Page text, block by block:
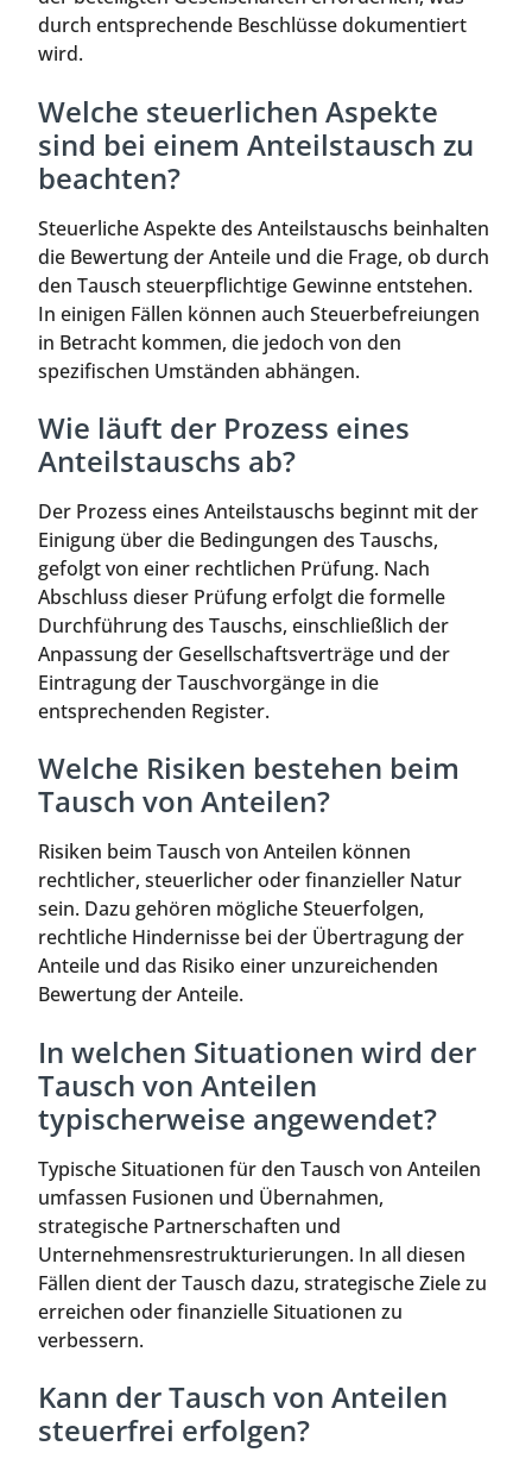
durch entsprechende Beschlüsse dokumentiert
wird.
Welche steuerlichen Aspekte
sind bei einem Anteilstausch zu
beachten?
Steuerliche Aspekte des Anteilstauschs beinhalten
die Bewertung der Anteile und die Frage, ob durch
den Tausch steuerpflichtige Gewinne entstehen.
In einigen Fällen können auch Steuerbefreiungen
in Betracht kommen, die jedoch von den
spezifischen Umständen abhängen.
Wie läuft der Prozess eines
Anteilstauschs ab?
Der Prozess eines Anteilstauschs beginnt mit der
Einigung über die Bedingungen des Tauschs,
gefolgt von einer rechtlichen Prüfung. Nach
Abschluss dieser Prüfung erfolgt die formelle
Durchführung des Tauschs, einschließlich der
Anpassung der Gesellschaftsverträge und der
Eintragung der Tauschvorgänge in die
entsprechenden Register.
Welche Risiken bestehen beim
Tausch von Anteilen?
Risiken beim Tausch von Anteilen können
rechtlicher, steuerlicher oder finanzieller Natur
sein. Dazu gehören mögliche Steuerfolgen,
rechtliche Hindernisse bei der Übertragung der
Anteile und das Risiko einer unzureichenden
Bewertung der Anteile.
In welchen Situationen wird der
Tausch von Anteilen
typischerweise angewendet?
Typische Situationen für den Tausch von Anteilen
umfassen Fusionen und Übernahmen,
strategische Partnerschaften und
Unternehmensrestrukturierungen. In all diesen
Fällen dient der Tausch dazu, strategische Ziele zu
erreichen oder finanzielle Situationen zu
verbessern.
Kann der Tausch von Anteilen
steuerfrei erfolgen?